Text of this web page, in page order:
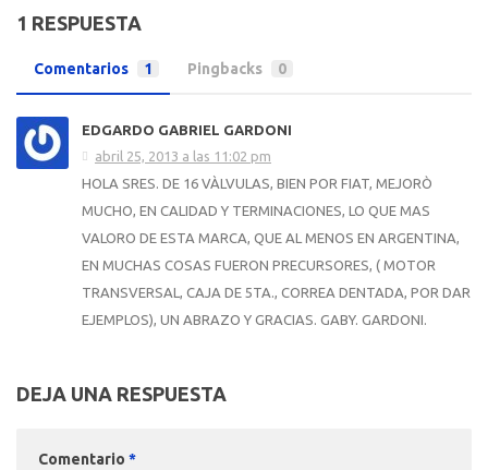
1 RESPUESTA
Comentarios 1 Pingbacks 0
EDGARDO GABRIEL GARDONI
abril 25, 2013 a las 11:02 pm
HOLA SRES. DE 16 VÀLVULAS, BIEN POR FIAT, MEJORÒ
MUCHO, EN CALIDAD Y TERMINACIONES, LO QUE MAS
VALORO DE ESTA MARCA, QUE AL MENOS EN ARGENTINA,
EN MUCHAS COSAS FUERON PRECURSORES, ( MOTOR
TRANSVERSAL, CAJA DE 5TA., CORREA DENTADA, POR DAR
EJEMPLOS), UN ABRAZO Y GRACIAS. GABY. GARDONI.
DEJA UNA RESPUESTA
Comentario *